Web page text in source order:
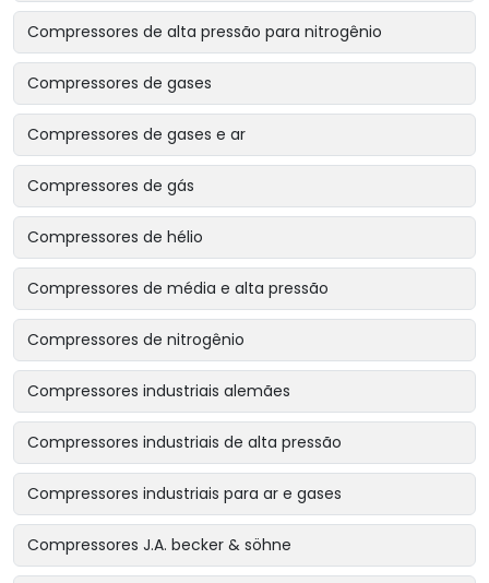
Compressores de alta pressão para nitrogênio
Compressores de gases
Compressores de gases e ar
Compressores de gás
Compressores de hélio
Compressores de média e alta pressão
Compressores de nitrogênio
Compressores industriais alemães
Compressores industriais de alta pressão
Compressores industriais para ar e gases
Compressores J.A. becker & söhne